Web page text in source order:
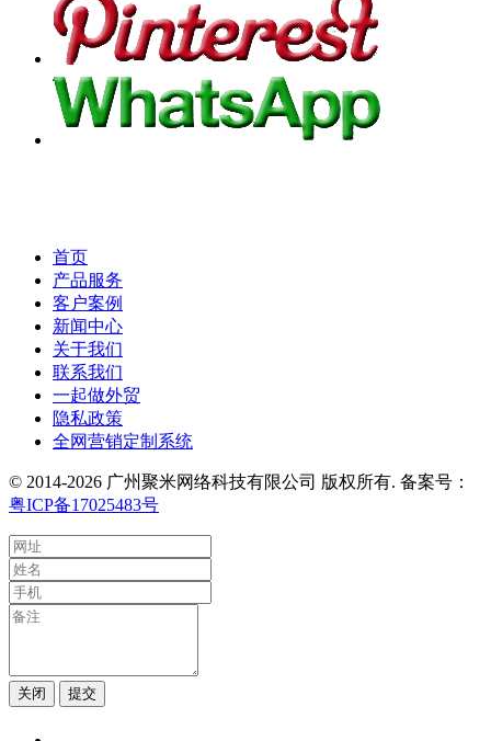
首页
产品服务
客户案例
新闻中心
关于我们
联系我们
一起做外贸
隐私政策
全网营销定制系统
© 2014-2026 广州聚米网络科技有限公司 版权所有. 备案号：
粤ICP备17025483号
关闭 提交